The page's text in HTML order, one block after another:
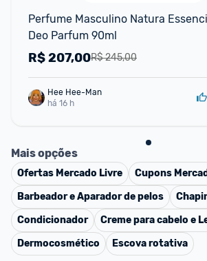
Perfume Masculino Natura
Deo Parfum 90ml
R$ 245,00
R$207,00
Hee Hee-Man
há 16 h
Mais opções
Ofertas Mercado Livre Cupons
Barbeador e Aparador de pelos
Condicionador
Creme para cabelo e
Dermocosmético
Escova rotativa